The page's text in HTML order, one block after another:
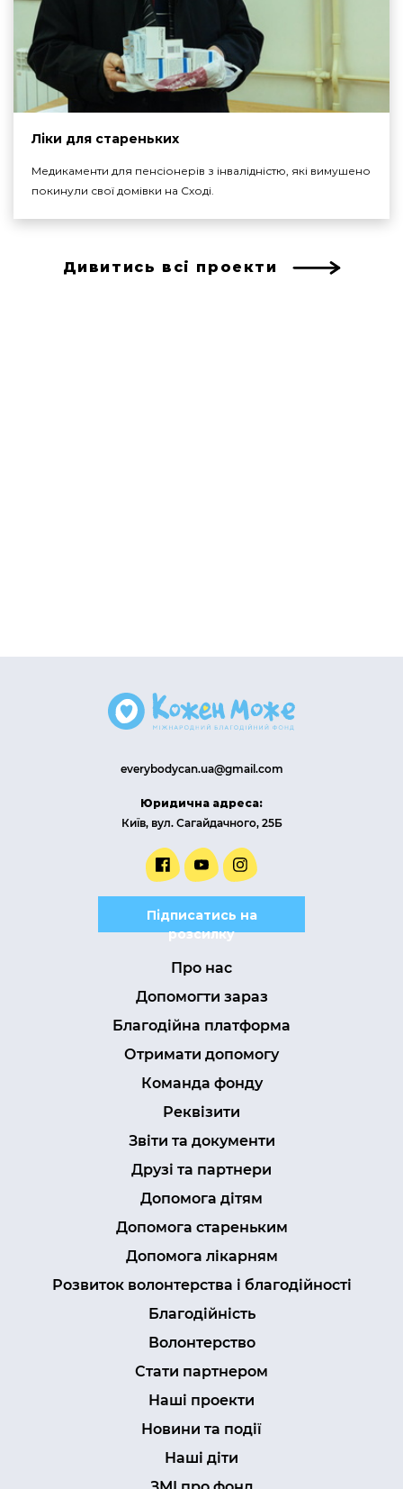
Ліки для стареньких
Медикаменти для пенсіонерів з інвалідністю, які вимушено
покинули свої домівки на Сході.
Дивитись всі проекти
everybodycan.ua@gmail.com
Юридична адреса:
Київ, вул. Сагайдачного, 25Б
Підписатись на
розсилку
Про нас
Допомогти зараз
Благодійна платформа
Отримати допомогу
Команда фонду
Реквізити
Звіти та документи
Друзі та партнери
Допомога дітям
Допомога стареньким
Допомога лікарням
Розвиток волонтерства і благодійності
Благодійність
Волонтерство
Стати партнером
Наші проекти
Новини та події
Наші діти